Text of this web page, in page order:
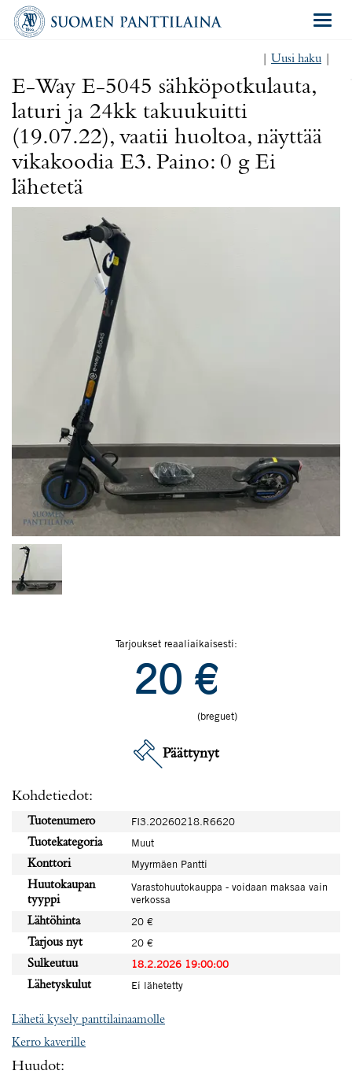
Uusi haku
E-Way E-5045 sähköpotkulauta,
laturi ja 24kk takuukuitti
(19.07.22), vaatii huoltoa, näyttää
vikakoodia E3. Paino: 0 g Ei
lähetetä
Tarjoukset reaaliaikaisesti:
20 €
(breguet)
Päättynyt
Kohdetiedot:
Tuotenumero
FI3.20260218.R6620
Tuotekategoria
Muut
Konttori
Myyrmäen Pantti
Huutokaupan
tyyppi
Varastohuutokauppa - voidaan maksaa vain
verkossa
Lähtöhinta
20 €
Tarjous nyt
20 €
Sulkeutuu
18.2.2026 19:00:00
Lähetyskulut
Ei lähetetty
Lähetä kysely panttilainaamolle
Kerro kaverille
Huudot: